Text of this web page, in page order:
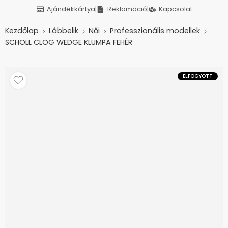
Ajándékkártya Reklamáció Kapcsolat
Kezdőlap Lábbelik Női
Professzionális modellek
SCHOLL CLOG WEDGE KLUMPA FEHÉR
ELFOGYOTT